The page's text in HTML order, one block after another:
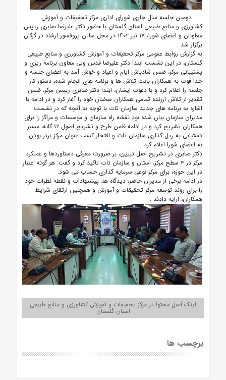
دومین جلسه سال جاری شورای اداری مرکز تحقیقات و آموزش
کشاورزی و منابع طبیعی استان گلستان با حضور دکتر علیرضا صابری رییس،
معاونان و اعضای شورا، ۱۷ تیر ۱۴۰۲ در محل سالن پروفسور ارشاد در گرگان
برگزار شد .
به گزارش روابط عمومی مرکز تحقیقات و آموزش کشاورزی و منابع طبیعی
گلستان، در این نشست ابتدا دکتر علیرضا قدس ولی معاون برنامه ریزی و
پشتیبانی مرکز، ضمن شادباش ایام و اعیاد و خوش آمد به اعضای جلسه و
خدا قوت به همکاران بابت تلاش ها و برنامه های انجام شده، دستور کار
جلسه را اعلام کرد و با دعوت ایشان، ابتدا دکتر صابری رییس مرکز، ضمن
تقدیر از تلاش ارزنده تمامی همکاران سخنان خود را آغاز کرد و در ادامه با
اشاره به برنامه های جدید سازمان تات با توجه به آنچه که در نشست
مدیران سازمان بیان شده بود نقشه راه سازمان و موسسات و مراگز را برای
همکاران تشریح کرد و در ادامه ظمن طرح و تشریح اصول ۱۲ گانه، مسیر
دستیابی به ریل گذاری سازمان تات و افتخار کسب عنوان مرکز برتر بودن
به اعضای شورا اعلام کرد.
دکتر صابری در تشریح اصل تبیین، بر ضرورت معرفی دستاوردها و عملکرد
مرکز در ۳ سطح مرکز، استان و سازمان تات تاکید کرد و گفت: هر گونه اعتبار
در این حوزه، برای مرکز نوعی سرمایه گذاری حساب می شود.
در ادامه برخی از مدیران حاضر، دیدگاه ها، پیشنهادات و نقطه نظرات خود
را برای روند توسعه مرکز تحقیقات و آموزش و همچنین ارتقای شرایط
همکاران، ارایه دادند .
لینک اصل محتوا در مرکز تحقیقات و آموزش کشاورزی و منابع طبیعی
استان گلستان
برچسب ها